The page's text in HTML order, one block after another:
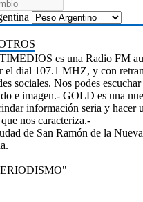
es una Radio FM
el dial 107.1 MHZ, y con
sociales. Nos podes
e imagen.- GOLD es una
información seria y hacer
nos caracteriza.-
de San Ramón de la